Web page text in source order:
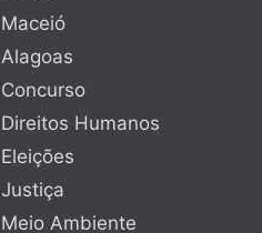
Maceió
Alagoas
Concurso
Direitos Humanos
Eleições
Justiça
Meio Ambiente